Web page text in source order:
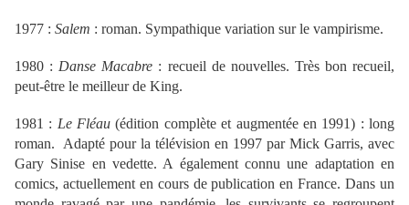
1977 : Salem : roman. Sympathique variation sur le vampirisme.
1980 : Danse Macabre : recueil de nouvelles. Très bon recueil,
peut-être le meilleur de King.
1981 : Le Fléau (édition complète et augmentée en 1991) : long
roman. Adapté pour la télévision en 1997 par Mick Garris, avec
Gary Sinise en vedette. A également connu une adaptation en
comics, actuellement en cours de publication en France. Dans un